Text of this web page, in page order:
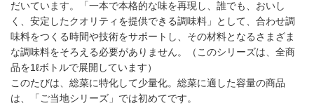
だいています。「一本で本格的な味を再現し、誰でも、おいし
く、安定したクオリティを提供できる調味料」として、合わせ調
味料をつくる時間や技術をサポートし、その材料となるさまざま
な調味料をそろえる必要がありません。（このシリーズは、全商
品を1ℓボトルで展開しています）
このたびは、総菜に特化して少量化。総菜に適した容量の商品
は、「ご当地シリーズ」では初めてです。